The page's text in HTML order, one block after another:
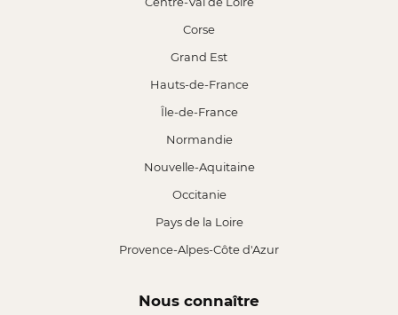
Corse
Grand Est
Hauts-de-France
Île-de-France
Normandie
Nouvelle-Aquitaine
Occitanie
Pays de la Loire
Provence-Alpes-Côte d'Azur
Nous connaître